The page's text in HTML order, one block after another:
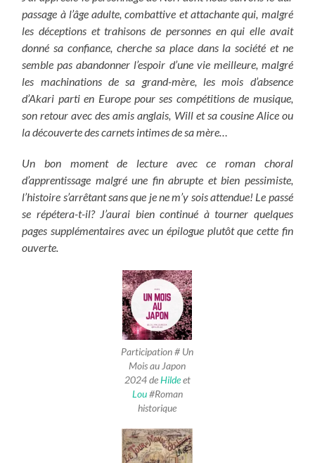
passage à l’âge adulte, combattive et attachante qui, malgré
les déceptions et trahisons de personnes en qui elle avait
donné sa confiance, cherche sa place dans la société et ne
semble pas abandonner l’espoir d’une vie meilleure, malgré
les machinations de sa grand-mère, les mois d’absence
d’Akari parti en Europe pour ses compétitions de musique,
son retour avec des amis anglais, Will et sa cousine Alice ou
la découverte des carnets intimes de sa mère…
Un bon moment de lecture avec ce roman choral
d’apprentissage malgré une fin abrupte et bien pessimiste,
l’histoire s’arrêtant sans que je ne m’y sois attendue! Le passé
se répétera-t-il? J’aurai bien continué à tourner quelques
pages supplémentaires avec un épilogue plutôt que cette fin
ouverte.
Participation # Un
Mois au Japon
2024 deHildeet
Lou#Roman
historique